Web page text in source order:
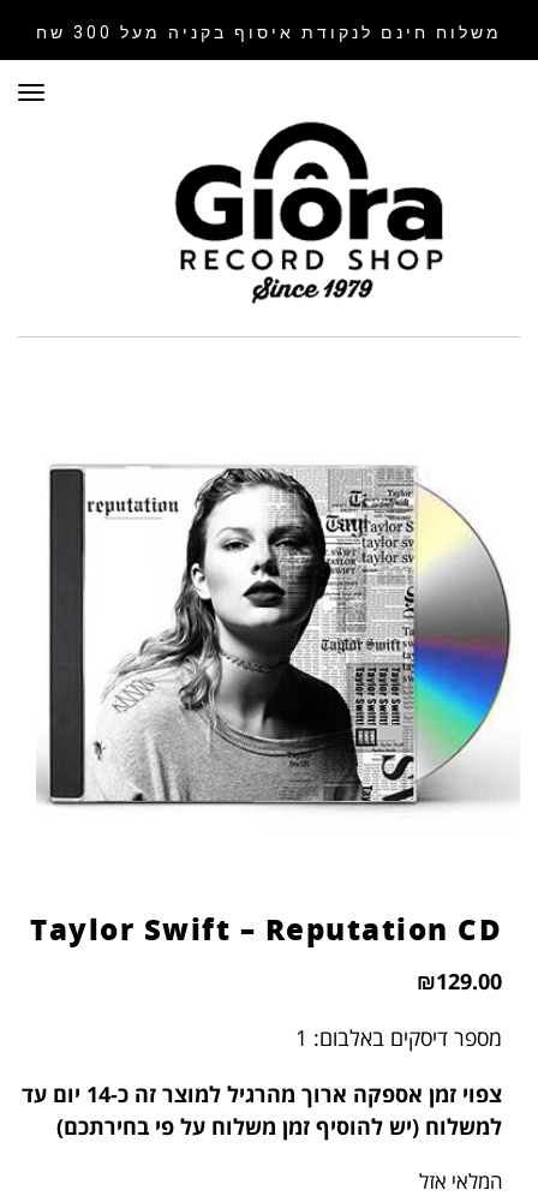
משלוח חינם לנקודת איסוף בקניה מעל 300 שח
Taylor Swift – Reputation CD
₪129.00
מספר דיסקים באלבום: 1
צפוי זמן אספקה ארוך מהרגיל למוצר זה
כ-14 יום עד
למשלוח (יש להוסיף זמן משלוח על פי בחירתכם)
המלאי אזל